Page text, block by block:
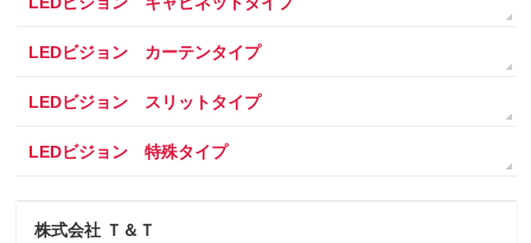
LEDビジョン カーテンタイプ
LEDビジョン スリットタイプ
LEDビジョン 特殊タイプ
株式会社 Ｔ＆Ｔ